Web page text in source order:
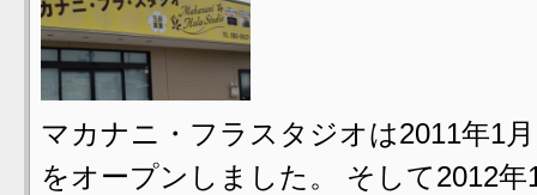
マカナニ・フラスタジオは2011年1
をオープンしました。 そして2012